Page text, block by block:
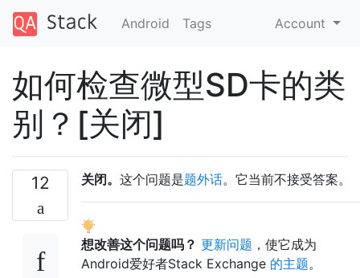
Android Tags Account
如何检查微型SD卡的类
别？[关闭]
12 关闭。 这个问题是题外话。它当前不接受答案。
想改善这个问题吗？ 更新问题 ，使它成为
Android爱好者Stack Exchange 的主题。